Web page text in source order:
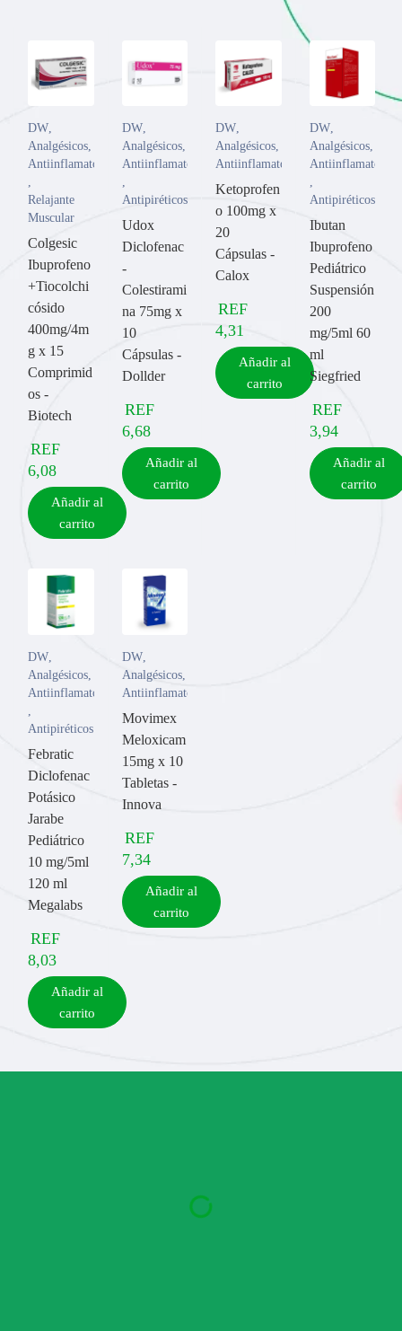
DW,
Analgésicos,
Antiinflamatorios
,
Relajante
Muscular
Colgesic
Ibuprofeno
+Tiocolchi
cósido
400mg/4m
g x 15
Comprimid
os -
Biotech
REF
6,08
Añadir al
carrito
DW,
Analgésicos,
Antiinflamatorios
,
Antipiréticos
Udox
Diclofenac
-
Colestirami
na 75mg x
10
Cápsulas -
Dollder
REF
6,68
Añadir al
carrito
DW,
Analgésicos,
Antiinflamatorios
Ketoprofen
o 100mg x
20
Cápsulas -
Calox
REF
4,31
Añadir al
carrito
DW,
Analgésicos,
Antiinflamatorios
,
Antipiréticos
Ibutan
Ibuprofeno
Pediátrico
Suspensión
200
mg/5ml 60
ml
Siegfried
REF
3,94
Añadir al
carrito
DW
Analgésicos
Antiinflamatorios
Antipiréticos
Febratic
Diclofenac
Potásico
Jarabe
Pediátrico
10 mg/5ml
120 ml
Megalabs
REF
8,03
Añadir al
carrito
DW,
Analgésicos,
Antiinflamatorios
Movimex
Meloxicam
15mg x 10
Tabletas -
Innova
REF
7,34
Añadir al
carrito